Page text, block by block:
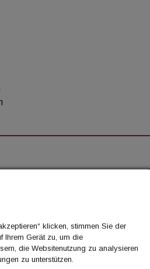
klicken, stimmen Sie der
Ihrem Gerät zu, um die
die Websitenutzung zu analysieren
zu unterstützen.